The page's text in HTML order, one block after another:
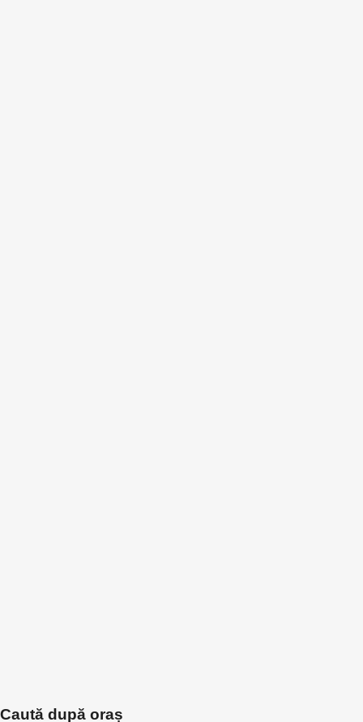
Caută după oraș